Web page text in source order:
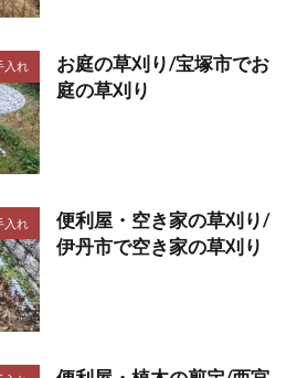
入れ
お庭の草刈り/宝塚市でお
庭の草刈り
入れ
便利屋・空き家の草刈り/
伊丹市で空き家の草刈り